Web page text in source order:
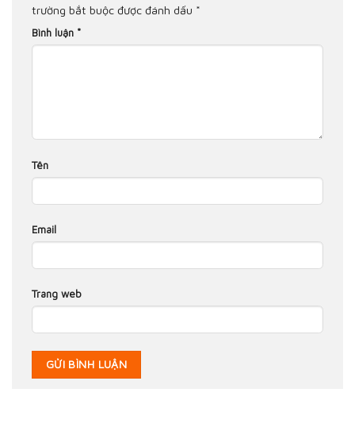
trường bắt buộc được đánh dấu *
Bình luận *
Tên
Email
Trang web